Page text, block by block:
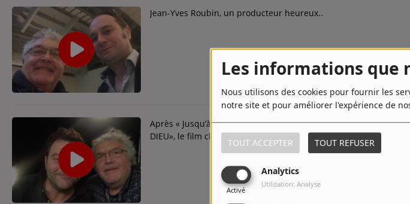
Les informations que
Nous utilisons des cookies pour fournir les
notre site et pour améliorer l'expérience de
TOUT ACCEPTER TOUT REFUSER
Analytics
Activé
Utilisation: Analyse
Régie Publicitaire
Fréquences
Jean-Yves Roubin, un producteur heureux..
Après « Jusqu’à la garde », encore un rôle puissant pour Denis
DIEU», le film choc de François Ozon